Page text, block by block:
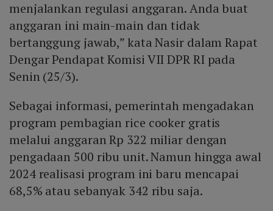
menjalankan regulasi anggaran. Anda buat
anggaran ini main-main dan tidak
bertanggung jawab,” kata Nasir dalam Rapat
Dengar Pendapat Komisi VII DPR RI pada
Senin (25/3).
Sebagai informasi, pemerintah mengadakan
program pembagian rice cooker gratis
melalui anggaran Rp 322 miliar dengan
pengadaan 500 ribu unit. Namun hingga awal
2024 realisasi program ini baru mencapai
68,5% atau sebanyak 342 ribu saja.